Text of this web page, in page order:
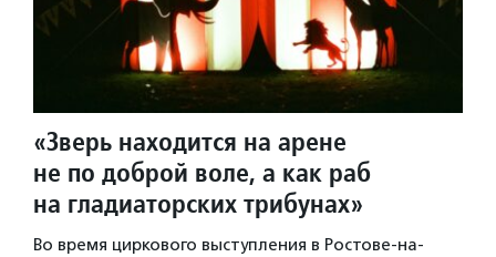
«Зверь находится на арене
не по доброй воле, а как раб
на гладиаторских трибунах»
Во время циркового выступления в Ростове-на-